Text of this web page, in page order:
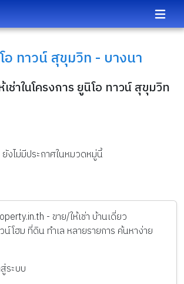
อ ทาวน์ สุขุมวิท - บางนา
ช่าในโครงการ ยูนิโอ ทาวน์ สุขุมวิท
ยังไม่มีประกาศในหมวดหมู่นี้
- ขาย/ให้เช่า บ้านเดี่ยว
น์โฮม ที่ดิน ทำเล หลายรายการ ค้นหาง่าย
สู่ระบบ